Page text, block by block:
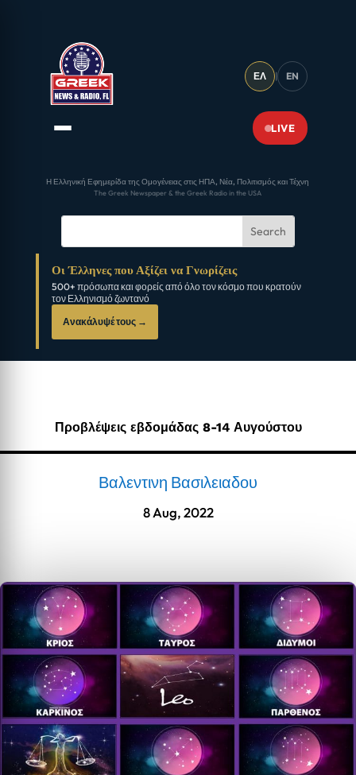
ΕΛ | EN
LIVE
Η Ελληνική Εφημερίδα της Ομογένειας στις ΗΠΑ, Νέα, Πολιτισμός και Τέχνη
The Greek Newspaper & the Greek Radio in the USA
Οι Έλληνες που Αξίζει να Γνωρίζεις
500+ πρόσωπα και φορείς από όλο τον κόσμο που κρατούν
τον Ελληνισμό ζωντανό
Ανακάλυψέ τους →
Προβλέψεις εβδομάδας 8-14 Αυγούστου
Βαλεντινη Βασιλειαδου
8 Aug, 2022